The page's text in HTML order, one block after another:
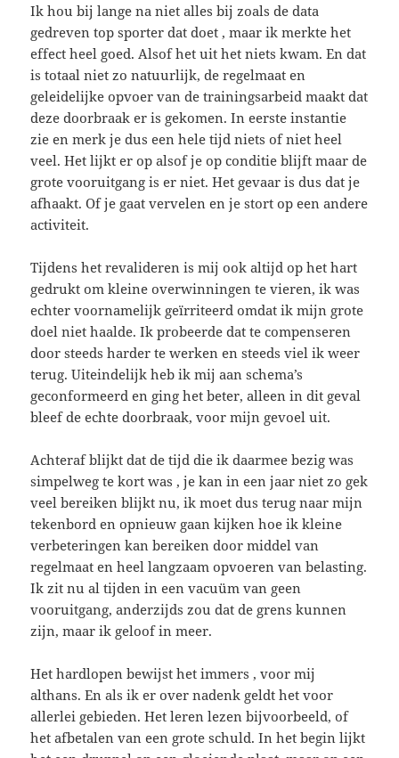
Ik hou bij lange na niet alles bij zoals de data
gedreven top sporter dat doet , maar ik merkte het
effect heel goed. Alsof het uit het niets kwam. En dat
is totaal niet zo natuurlijk, de regelmaat en
geleidelijke opvoer van de trainingsarbeid maakt dat
deze doorbraak er is gekomen. In eerste instantie
zie en merk je dus een hele tijd niets of niet heel
veel. Het lijkt er op alsof je op conditie blijft maar de
grote vooruitgang is er niet. Het gevaar is dus dat je
afhaakt. Of je gaat vervelen en je stort op een andere
activiteit.
Tijdens het revalideren is mij ook altijd op het hart
gedrukt om kleine overwinningen te vieren, ik was
echter voornamelijk geïrriteerd omdat ik mijn grote
doel niet haalde. Ik probeerde dat te compenseren
door steeds harder te werken en steeds viel ik weer
terug. Uiteindelijk heb ik mij aan schema’s
geconformeerd en ging het beter, alleen in dit geval
bleef de echte doorbraak, voor mijn gevoel uit.
Achteraf blijkt dat de tijd die ik daarmee bezig was
simpelweg te kort was , je kan in een jaar niet zo gek
veel bereiken blijkt nu, ik moet dus terug naar mijn
tekenbord en opnieuw gaan kijken hoe ik kleine
verbeteringen kan bereiken door middel van
regelmaat en heel langzaam opvoeren van belasting.
Ik zit nu al tijden in een vacuüm van geen
vooruitgang, anderzijds zou dat de grens kunnen
zijn, maar ik geloof in meer.
Het hardlopen bewijst het immers , voor mij
althans. En als ik er over nadenk geldt het voor
allerlei gebieden. Het leren lezen bijvoorbeeld, of
het afbetalen van een grote schuld. In het begin lijkt